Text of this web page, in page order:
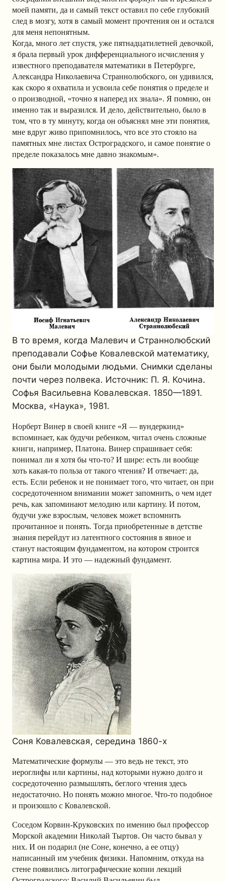
моей памяти, да и самый текст оставил по себе глубокий
след в мозгу, хотя в самый момент прочтения он и остался
для меня непонятным.
Когда, много лет спустя, уже пятнадцатилетней девочкой,
я брала первый урок дифференциального исчисления у
известного преподавателя математики в Петербурге,
Александра Николаевича Страннолюбского, он удивился,
как скоро я охватила и усвоила себе понятия о пределе и
о производной, «точно я наперед их знала». Я помню, он
именно так и выразился. И дело, действительно, было в
том, что в ту минуту, когда он объяснял мне эти понятия,
мне вдруг живо припомнилось, что все это стояло на
памятных мне листах Остроградского, и самое понятие о
пределе показалось мне давно знакомым».
В то время, когда Малевич и Страннолюбский
преподавали Софье Ковалевской математику,
они были молодыми людьми. Снимки сделаны
почти через полвека. Источник: П. Я. Кочина.
Софья Васильевна Ковалевская. 1850—1891.
Москва, «Наука», 1981.
Норберт Винер в своей книге «Я — вундеркинд»
вспоминает, как будучи ребенком, читал очень сложные
книги, например, Платона. Винер спрашивает себя:
понимал ли я хотя бы что-то? И шире: есть ли вообще
хоть какая-то польза от такого чтения? И отвечает: да,
есть. Если ребенок и не понимает того, что читает, он при
сосредоточенном внимании может запомнить, о чем идет
речь, как запоминают мелодию или картину. И потом,
будучи уже взрослым, человек может вспомнить
прочитанное и понять. Тогда приобретенные в детстве
знания перейдут из латентного состояния в явное и
станут настоящим фундаментом, на котором строится
картина мира. И это — надежный фундамент.
Соня Ковалевская, середина 1860-х
Математические формулы — это ведь не текст, это
иероглифы или картины, над которыми нужно долго и
сосредоточенно размышлять, беглого чтения здесь
недостаточно. Но понять можно многое. Что-то подобное
и произошло с Ковалевской.
Соседом Корвин-Круковских по имению был профессор
Морской академии Николай Тыртов. Он часто бывал у
них. И он подарил (не Соне, конечно, а ее отцу)
написанный им учебник физики. Напомним, откуда на
стене появились литографические копии лекций